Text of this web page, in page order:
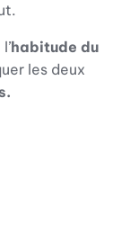
habitude du
les deux